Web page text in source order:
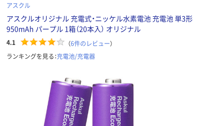
アスクル
アスクルオリジナル 充電式・ニッケル水素電池 充電池 単3形
950mAh パープル 1箱（20本入） オリジナル
4.1 （6件のレビュー）
ランキングを見る：充電池/充電器